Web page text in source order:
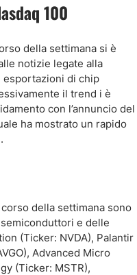
100
della settimana si è
notizie legate alla
di chip
il trend i è
con l’annuncio del
ha mostrato un rapido
della settimana sono
e delle
(Ticker: NVDA), Palantir
Advanced Micro
(Ticker: MSTR),